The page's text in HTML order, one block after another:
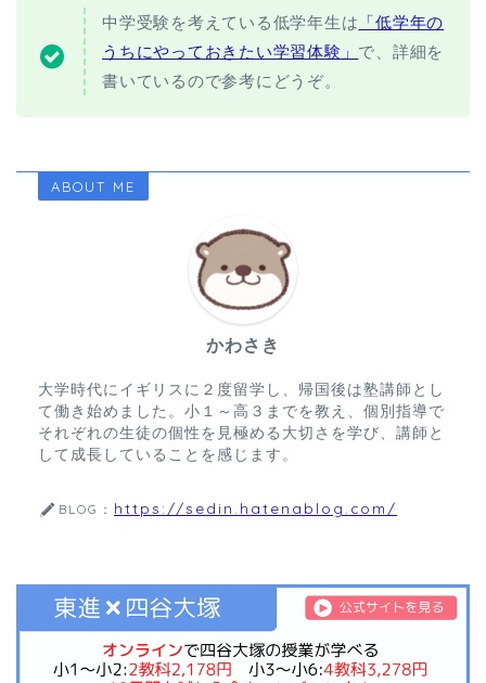
中学受験を考えている低学年生は 「低学年の
うちにやっておきたい学習体験」 で、詳細を
書いているので参考にどうぞ。
ABOUT ME
かわさき
大学時代にイギリスに２度留学し、帰国後は塾講師とし
て働き始めました。小１～高３までを教え、個別指導で
それぞれの生徒の個性を見極める大切さを学び、講師と
して成長していることを感じます。
BLOG： https://sedin.hatenablog.com/